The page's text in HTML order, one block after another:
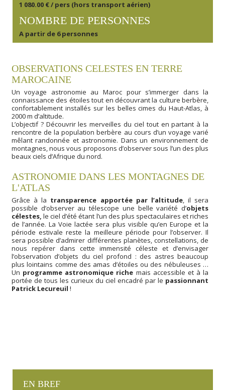
1 080.00 € / pers (hors transport aérien)
NOMBRE DE PERSONNES
A partir de 6 personnes
OBSERVATIONS CELESTES EN TERRE
MAROCAINE
Un voyage astronomie au Maroc pour s’immerger dans la
connaissance des étoiles tout en découvrant la culture berbère,
confortablement installés sur les belles cimes du Haut-Atlas, à
2000 m d’altitude.
L’objectif ? Découvrir les merveilles du ciel tout en partant à la
rencontre de la population berbère au cours d’un voyage varié
mêlant randonnée et astronomie. Dans un environnement de
montagnes, nous vous proposons d’observer sous l’un des plus
beaux ciels d’Afrique du nord.
ASTRONOMIE DANS LES MONTAGNES DE
L'ATLAS
Grâce à la transparence apportée par l’altitude, il sera
possible d’observer au télescope une belle variété d’objets
célestes, le ciel d’été étant l’un des plus spectaculaires et riches
de l’année. La Voie lactée sera plus visible qu’en Europe et la
période estivale reste la meilleure période pour l’observer. Il
sera possible d’admirer différentes planètes, constellations, de
nous repérer dans cette immensité céleste et d’envisager
l’observation d’objets du ciel profond : des astres beaucoup
plus lointains comme des amas d’étoiles ou des nébuleuses …
Un programme astronomique riche mais accessible et à la
portée de tous les curieux du ciel encadré par le passionnant
Patrick Lecureuil !
EN BREF